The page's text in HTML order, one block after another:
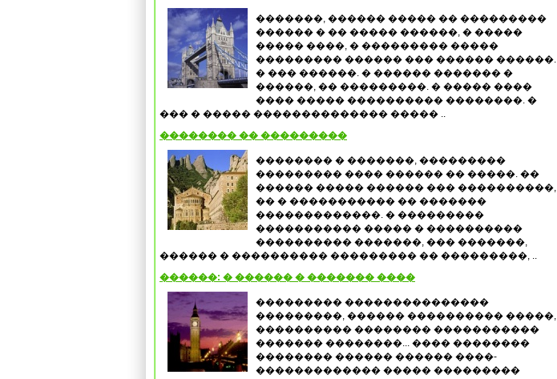
�������, ������ ����� �� ���������
������ � �� ����� ������, � �����
����� ����, � ��������� �����
��������� ������ ��� ������ ������.
� ��� ������. � ������ ������� �
������, �� ���������. � ����� ����
���� ����� ���������� ��������. �
��� � ����� �������������� ����� ..
�������� �� ���������
�������� � �������, ���������
��������� ���� ������ �� �����. ��
������ ����� ������ ��� ����������,
�� � ����������� �� �������
�������������. � ���������
����������� ����� � ����������
���������� �������, ��� �������,
������ � ���������� ��������� �� ���������, ..
������: � ������ � ������� ����
��������� ���������������
���������, ������ ���������� �����,
���������� �������� �����������
������� ��������... ���� ��������
�������� ������ ������ ����-
������������� ����� ���������